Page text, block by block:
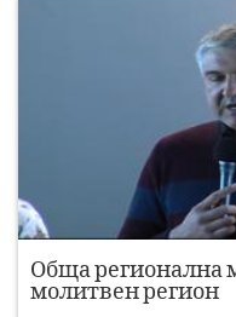
Обща регионална
молитвен регион